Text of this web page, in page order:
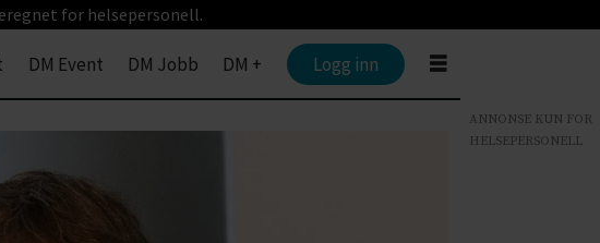
for helsepersonell.
DM Event DM Jobb DM + Logg inn
ANNONSE KUN FOR
HELSEPERSONELL